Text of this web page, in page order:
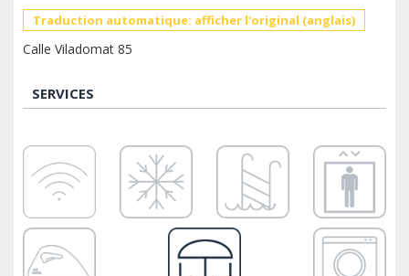
Traduction automatique: afficher l'original (anglais)
Calle Viladomat 85
SERVICES